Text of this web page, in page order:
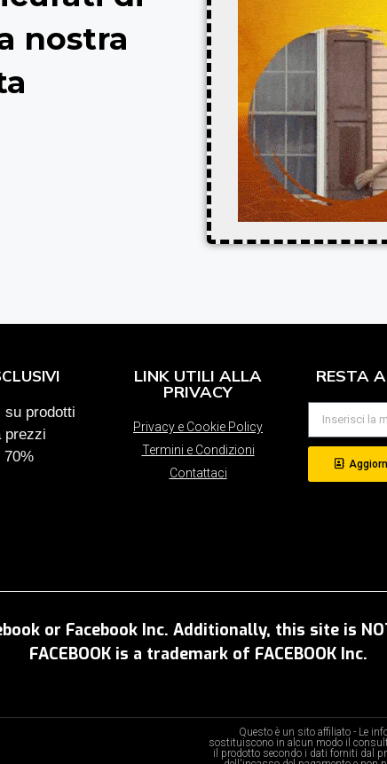
nostra
su prodotti
prezzi
70%
LINK UTILI ALLA
PRIVACY
Privacy e Cookie Policy
Termini e Condizioni
Contattaci
RESTA
or Facebook Inc. Additionally, this site is
FACEBOOK is a trademark of FACEBOOK Inc.
Questo è un sito affiliato - Le
sostituiscono in alcun modo il
il prodotto secondo i dati forniti dal